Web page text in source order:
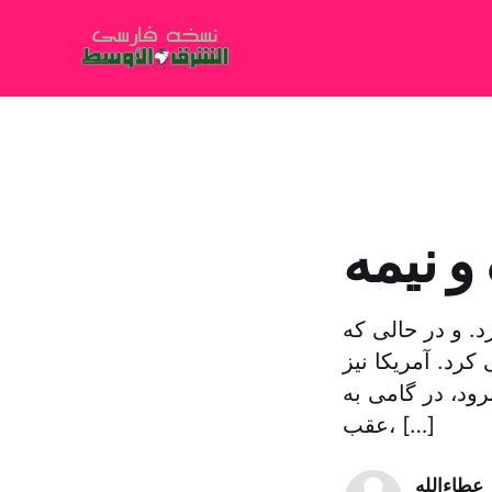
نیمه
و در حالی که
آمریکا نیز
در گامی به
عقب، […]